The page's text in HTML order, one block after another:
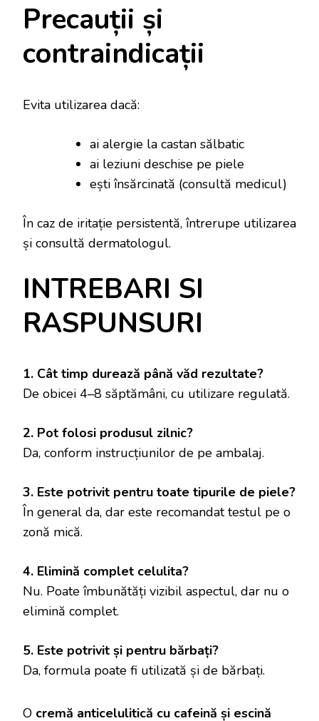
Precauții și
contraindicații
Evita utilizarea dacă:
ai alergie la castan sălbatic
ai leziuni deschise pe piele
ești însărcinată (consultă medicul)
În caz de iritație persistentă, întrerupe utilizarea
și consultă dermatologul.
INTREBARI SI
RASPUNSURI
1. Cât timp durează până văd rezultate?
De obicei 4–8 săptămâni, cu utilizare regulată.
2. Pot folosi produsul zilnic?
Da, conform instrucțiunilor de pe ambalaj.
3. Este potrivit pentru toate tipurile de piele?
În general da, dar este recomandat testul pe o
zonă mică.
4. Elimină complet celulita?
Nu. Poate îmbunătăți vizibil aspectul, dar nu o
elimină complet.
5. Este potrivit și pentru bărbați?
Da, formula poate fi utilizată și de bărbați.
O cremă anticelulitică cu cafeină și escină